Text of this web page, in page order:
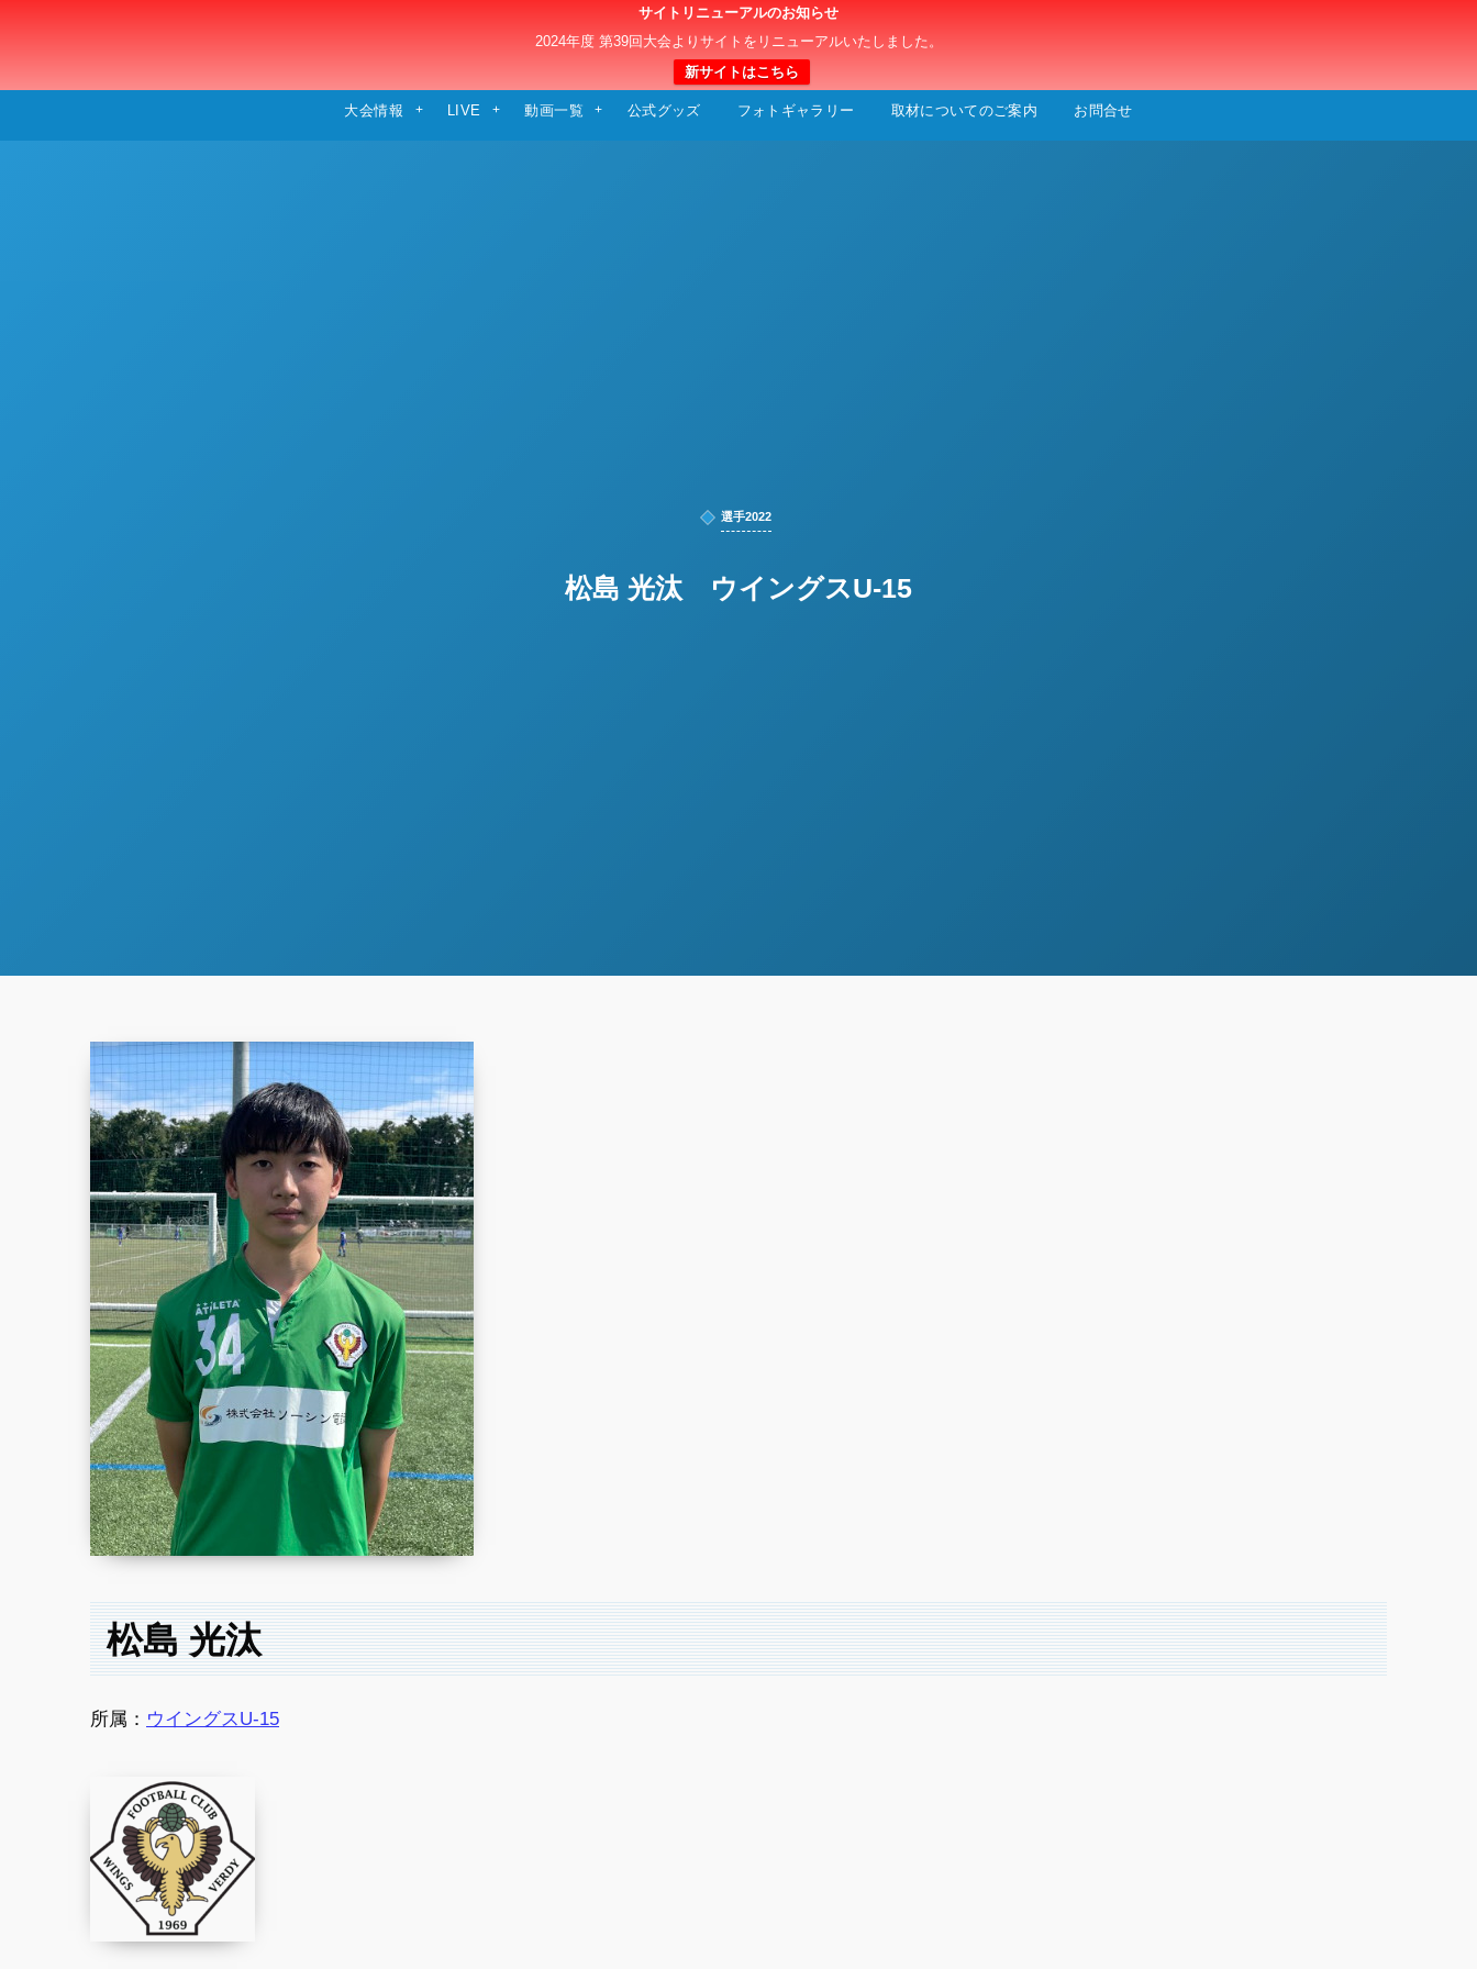
サイトリニューアルのお知らせ
2024年度 第39回大会よりサイトをリニューアルいたしました。
新サイトはこちら
日本クラブユースサッカー選手権（U-15）大会
大会情報 LIVE 動画一覧 公式グッズ フォトギャラリー 取材についてのご案内 お問合せ
選手2022
松島 光汰 ウイングスU-15
松島 光汰
所属： ウイングスU-15